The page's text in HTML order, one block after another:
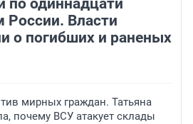
по одиннадцати
России. Власти
о погибших и раненых
мирных граждан. Татьяна
почему ВСУ атакует склады